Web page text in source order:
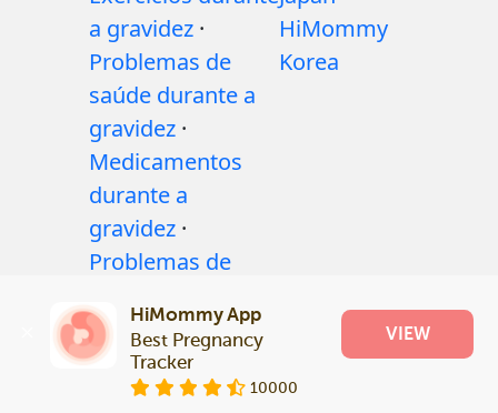
a gravidez ·
Problemas de
saúde durante a
gravidez ·
Medicamentos
durante a
gravidez ·
Problemas de
Articles·Politica
editorial
HiMommy
Korea
HiMommy App
Best Pregnancy
Tracker
10000
VIEW